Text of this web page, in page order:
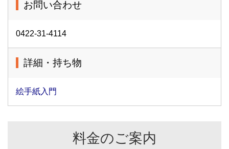
お問い合わせ
0422-31-4114
詳細・持ち物
絵手紙入門
料金のご案内